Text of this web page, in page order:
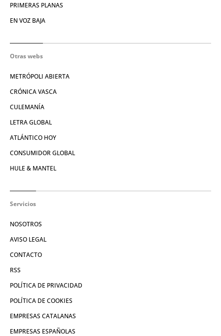
PRIMERAS PLANAS
EN VOZ BAJA
Otras webs
METRÓPOLI ABIERTA
CRÓNICA VASCA
CULEMANÍA
LETRA GLOBAL
ATLÁNTICO HOY
CONSUMIDOR GLOBAL
HULE & MANTEL
Servicios
NOSOTROS
AVISO LEGAL
CONTACTO
RSS
POLÍTICA DE PRIVACIDAD
POLÍTICA DE COOKIES
EMPRESAS CATALANAS
EMPRESAS ESPAÑOLAS